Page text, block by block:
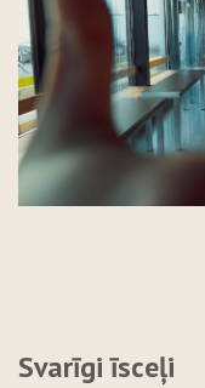
Svarīgi īsceļi